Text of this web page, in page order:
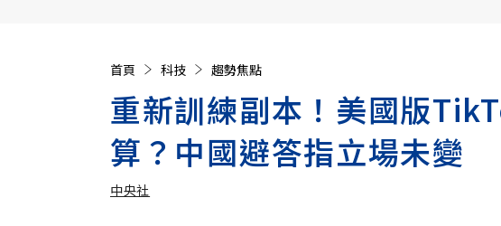
首頁 科技 趨勢焦點
重新訓練副本！美國版
算？中國避答指立場未變
中央社